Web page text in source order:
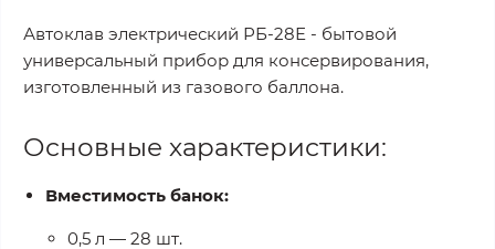
Автоклав электрический РБ-28Е - бытовой
универсальный прибор для консервирования,
изготовленный из газового баллона.
Основные характеристики:
Вместимость банок:
0,5 л — 28 шт.